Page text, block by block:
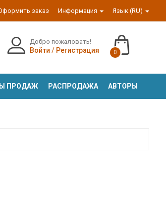
заказ Информация Язык (RU)
Добро пожаловать!
Войти / Регистрация 0
ПРОДАЖ РАСПРОДАЖА АВТОРЫ